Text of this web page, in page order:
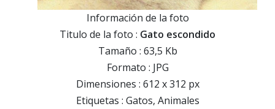
Información de la foto
Titulo de la foto : Gato escondido
Tamaño : 63,5 Kb
Formato : JPG
Dimensiones : 612 x 312 px
Etiquetas : Gatos, Animales